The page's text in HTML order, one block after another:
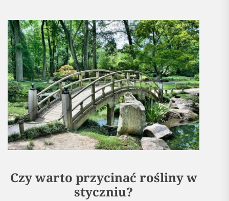
Czy warto przycinać rośliny w
styczniu?